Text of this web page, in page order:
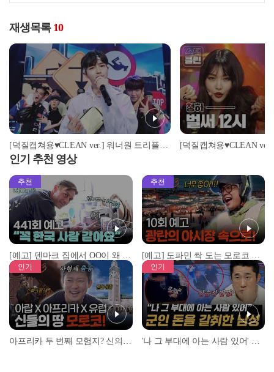
재생목록 10
[덕질캡쳐용♥CLEAN ver.] 워너원 트리플포지션 - 캥거루 (Wanna One - Kangaroo)
인기 추천 영상
추천
[예고] 덴마크 집에서 OO이 왜 나와...? 이상할 정도로 한국을 사랑하는 우리 형을 제보합니다!
추천
[예고] 도파민 싹 도는 모로코 야시장 투어!
인기 인기